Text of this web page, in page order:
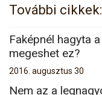
További cikkek:
Faképnél hagyta
megeshet ez?
2016. augusztus 30
Nem az a